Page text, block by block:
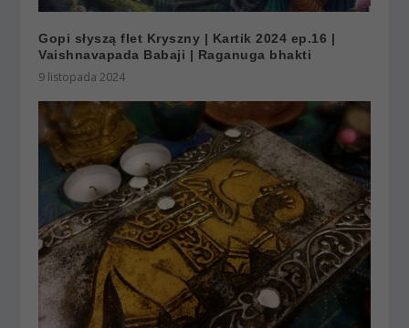
Gopi słyszą flet Kryszny | Kartik 2024 ep.16 |
Vaishnavapada Babaji | Raganuga bhakti
9 listopada 2024